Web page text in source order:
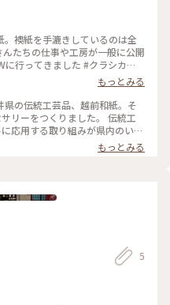
襖紙を手漉きしているのは全
てきました #クラシカ
福井県越前市 #伝統工芸品
#ワークショップ #RENEW
もっとみる
の伝統工芸品、越前和紙。そ
をつくりました。 伝統工
応用する取り組みが県内のいろ
#
工芸品 #Dearふくい #ことり
もっとみる
5